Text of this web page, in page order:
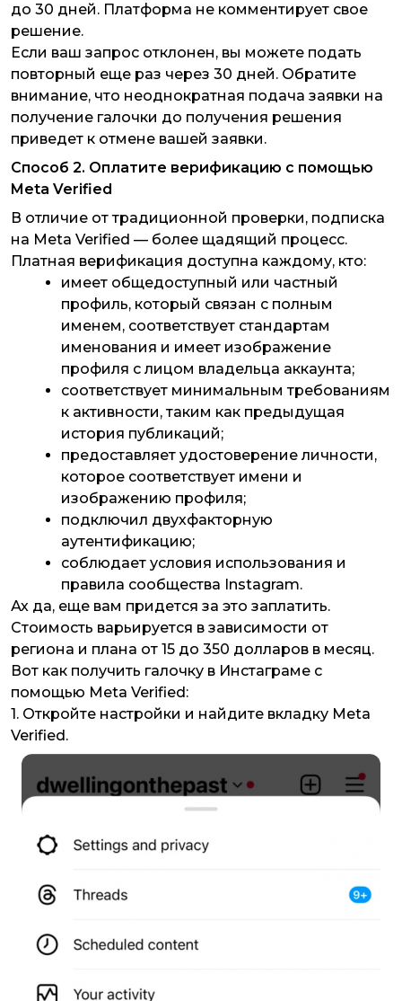
до 30 дней. Платформа не комментирует свое
решение.
Если ваш запрос отклонен, вы можете подать
повторный еще раз через 30 дней. Обратите
внимание, что неоднократная подача заявки на
получение галочки до получения решения
приведет к отмене вашей заявки.
Способ 2. Оплатите верификацию с помощью
Meta Verified
В отличие от традиционной проверки, подписка
на Meta Verified — более щадящий процесс.
Платная верификация доступна каждому, кто:
имеет общедоступный или частный
профиль, который связан с полным
именем, соответствует стандартам
именования и имеет изображение
профиля с лицом владельца аккаунта;
соответствует минимальным требованиям
к активности, таким как предыдущая
история публикаций;
предоставляет удостоверение личности,
которое соответствует имени и
изображению профиля;
подключил двухфакторную
аутентификацию;
соблюдает условия использования и
правила сообщества Instagram.
Ах да, еще вам придется за это заплатить.
Стоимость варьируется в зависимости от
региона и плана от 15 до 350 долларов в месяц.
Вот как получить галочку в Инстаграме с
помощью Meta Verified:
1. Откройте настройки и найдите вкладку Meta
Verified.